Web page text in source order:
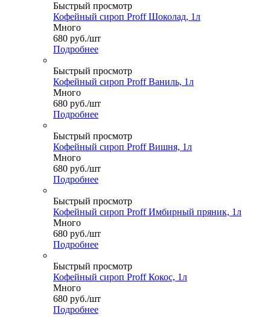
Быстрый просмотр
Кофейный сироп Proff Шоколад, 1л
Много
680 руб./шт
Подробнее
Быстрый просмотр
Кофейный сироп Proff Ваниль, 1л
Много
680 руб./шт
Подробнее
Быстрый просмотр
Кофейный сироп Proff Вишня, 1л
Много
680 руб./шт
Подробнее
Быстрый просмотр
Кофейный сироп Proff Имбирный пряник, 1л
Много
680 руб./шт
Подробнее
Быстрый просмотр
Кофейный сироп Proff Кокос, 1л
Много
680 руб./шт
Подробнее